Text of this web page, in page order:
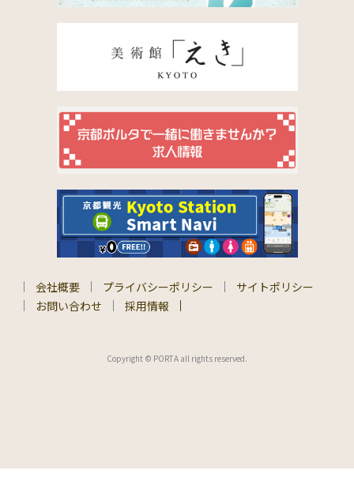
会社概要 プライバシーポリシー
サイトポリシー
お問い合わせ
採用情報
Copyright © PORTA all rights reserved.